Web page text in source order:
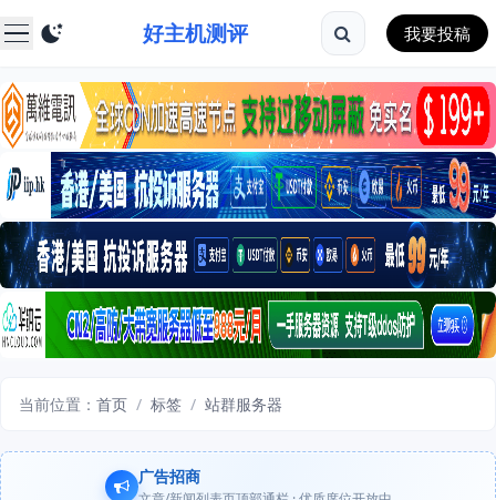
好主机测评 我要投稿
当前位置： 首页 / 标签 / 站群服务器
广告招商